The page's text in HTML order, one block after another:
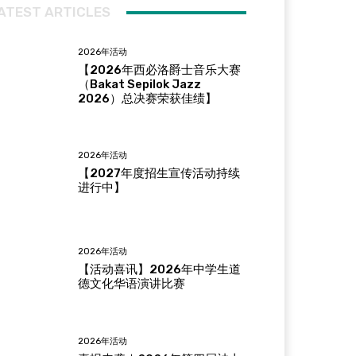
ARTICLES
2026年活动
【2026年西必洛爵士音乐大赛
（Bakat Sepilok Jazz
2026）总决赛荣获佳绩】
2026年活动
【2027年度招生宣传活动持续
进行中】
2026年活动
【活动喜讯】2026年中学生道
德文化华语演讲比赛
2026年活动